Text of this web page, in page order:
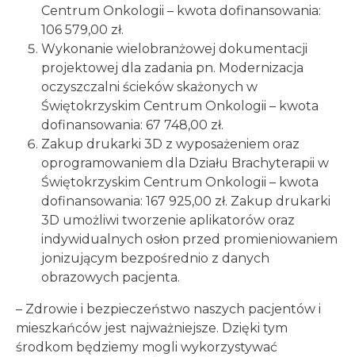
Centrum Onkologii – kwota dofinansowania:
106 579,00 zł.
Wykonanie wielobranżowej dokumentacji
projektowej dla zadania pn. Modernizacja
oczyszczalni ścieków skażonych w
Świętokrzyskim Centrum Onkologii – kwota
dofinansowania: 67 748,00 zł.
Zakup drukarki 3D z wyposażeniem oraz
oprogramowaniem dla Działu Brachyterapii w
Świętokrzyskim Centrum Onkologii – kwota
dofinansowania: 167 925,00 zł. Zakup drukarki
3D umożliwi tworzenie aplikatorów oraz
indywidualnych osłon przed promieniowaniem
jonizującym bezpośrednio z danych
obrazowych pacjenta.
– Zdrowie i bezpieczeństwo naszych pacjentów i
mieszkańców jest najważniejsze. Dzięki tym
środkom będziemy mogli wykorzystywać